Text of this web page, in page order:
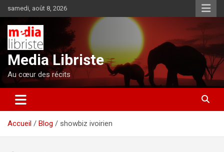
au
contenu
samedi, août 8, 2026
Media Libriste
Au cœur des récits
Accueil Blog showbiz ivoirien